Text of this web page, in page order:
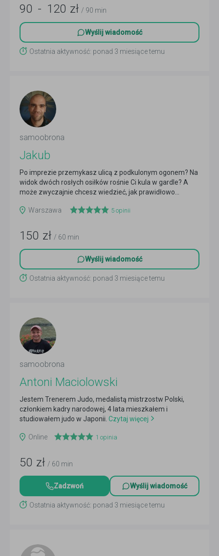
90 - 120 zł / 90 min
Wyślij wiadomość
Ostatnia aktywność: ponad 3 miesiące temu
samoobrona
Jakub
Po imprezie przemykasz ulicą z podkulonym ogonem? Na
widok dwóch rosłych osiłków rośnie Ci kula w gardle? A
może zwyczajnie chcesz wiedzieć, jak prawidłowo...
Warszawa
5 opinii
150 zł / 60 min
Wyślij wiadomość
Ostatnia aktywność: ponad 3 miesiące temu
samoobrona
Antoni Maciolowski
Jestem Trenerem Judo, medalistą mistrzostw Polski,
członkiem kadry narodowej, 4 lata mieszkałem i
studiowałem judo w Japonii. Czytaj więcej
Online 1 opinia
50 zł / 60 min
Zadzwoń Wyślij wiadomość
Ostatnia aktywność: ponad 3 miesiące temu